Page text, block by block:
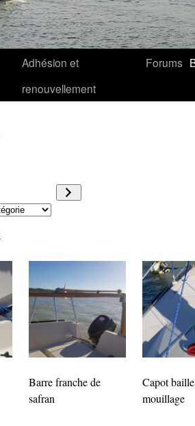
Adhésion et
renouvellement
Forums
Barre franche de
safran
Capot
mouillage